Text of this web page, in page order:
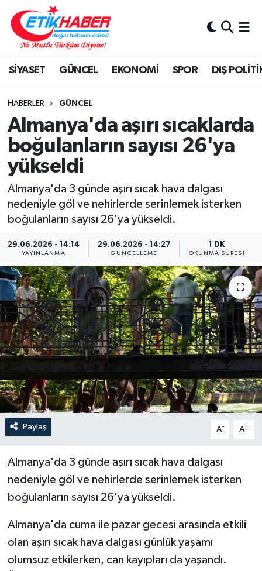
SİYASET GÜNCEL EKONOMİ SPOR DIŞ
HABERLER GÜNCEL
Almanya'da aşırı sıcaklarda
boğulanların sayısı 26'ya
yükseldi
Almanya'da 3 günde aşırı sıcak hava dalgası
nedeniyle göl ve nehirlerde serinlemek isterken
boğulanların sayısı 26'ya yükseldi.
29.06.2026 - 14:14
YAYINLANMA
29.06.2026 - 14:27
GÜNCELLEME
1 DK
OKUNMA SÜRESI
Paylaş A- A+
Almanya'da 3 günde aşırı sıcak hava dalgası
nedeniyle göl ve nehirlerde serinlemek isterken
boğulanların sayısı 26'ya yükseldi.
Almanya'da cuma ile pazar gecesi arasında etkili
olan aşırı sıcak hava dalgası günlük yaşamı
olumsuz etkilerken, can kayıpları da yaşandı.
BİLİM-TEKNOLOJİ
DIŞ POLİTİKA
DÜNYA
EĞİTİM GENÇLİK
EKONOMİ
KÖŞE YAZILARI
KÜLTÜR-SANAT-MAGAZİN
MEDYA
ÖZEL HABER
RÖPORTAJLAR
SAĞLIK
SİYASET
GÜNCEL
SPOR
YAŞAM
Yerel
Nöbetçi Eczaneler
Hava Durumu
İstanbul Namaz Vakitleri
Trafik Durumu
Süper Lig Puan Durumu ve Fikstür
Tüm Manşetler
Son Dakika Haberleri
Haber Arşivi